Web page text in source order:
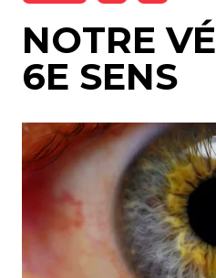
NOTRE
6E SENS